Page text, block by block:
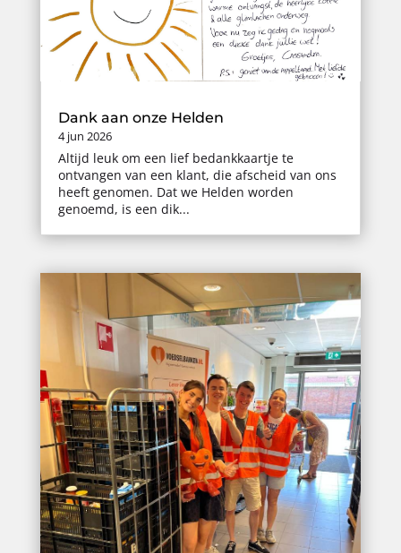
Dank aan onze Helden
4 jun 2026
Altijd leuk om een lief bedankkaartje te
ontvangen van een klant, die afscheid van ons
heeft genomen. Dat we Helden worden
genoemd, is een dik...